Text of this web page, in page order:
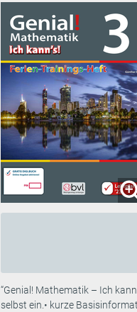
“Genial! Mathematik – Ich
selbst ein.• kurze